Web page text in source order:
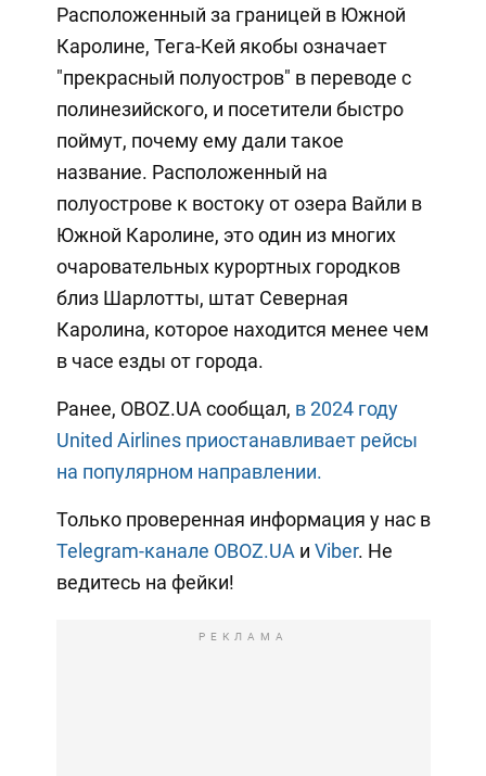
Расположенный за границей в Южной
Каролине, Тега-Кей якобы означает
"прекрасный полуостров" в переводе с
полинезийского, и посетители быстро
поймут, почему ему дали такое
название. Расположенный на
полуострове к востоку от озера Вайли в
Южной Каролине, это один из многих
очаровательных курортных городков
близ Шарлотты, штат Северная
Каролина, которое находится менее чем
в часе езды от города.
Ранее, OBOZ.UA сообщал, в 2024 году
United Airlines приостанавливает рейсы
на популярном направлении.
Только проверенная информация у нас в
Telegram-канале OBOZ.UA и Viber. Не
ведитесь на фейки!
РЕКЛАМА